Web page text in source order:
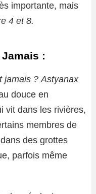
importante, mais
4 et 8.
:
jamais ? Astyanax
douce en
vit dans les rivières,
membres de
des grottes
parfois même